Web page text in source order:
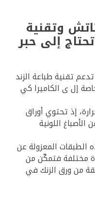
وتقنية
إلى حبر
تقنية طباعة الزند
إل ى الكاميرا كي
إذ تحتوي أوراق
من الأصباغ اللونية
المعزولة عن
مختلفة فتمكّن من
من ورق الزنك في